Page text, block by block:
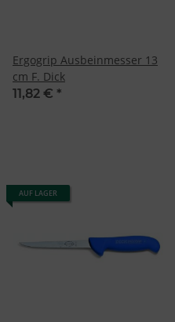
Ergogrip Ausbeinmesser 13
cm F. Dick
11,82 € *
AUF LAGER